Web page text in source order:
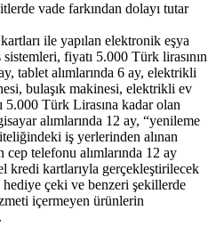
vade farkından dolayı tutar
ile yapılan elektronik eşya
fiyatı 5.000 Türk lirasının
tablet alımlarında 6 ay, elektrikli
bulaşık makinesi, elektrikli ev
5.000 Türk Lirasına kadar olan
alımlarında 12 ay, “yenileme
iş yerlerinden alınan
telefonu alımlarında 12 ay
kredi kartlarıyla gerçekleştirilecek
çeki ve benzeri şekillerde
içermeyen ürünlerin